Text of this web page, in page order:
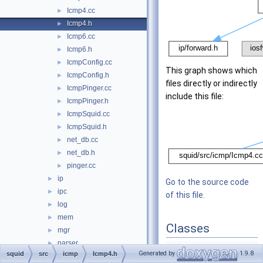
► Icmp4.cc
► Icmp4.h
► Icmp6.cc
► Icmp6.h
► IcmpConfig.cc
► IcmpConfig.h
► IcmpPinger.cc
► IcmpPinger.h
► IcmpSquid.cc
► IcmpSquid.h
► net_db.cc
► net_db.h
► pinger.cc
► ip
► ipc
► log
► mem
► mgr
► parser
► proxyp
This graph shows which
files directly or indirectly
include this file:
Go to the source code
of this file.
Classes
class Icmp4
squid src icmp Icmp4.h Generated by 1.9.8